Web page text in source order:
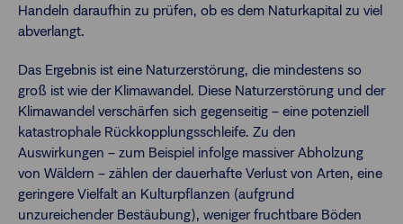
Handeln daraufhin zu prüfen, ob es dem Naturkapital zu viel
abverlangt.
Das Ergebnis ist eine Naturzerstörung, die mindestens so
groß ist wie der Klimawandel. Diese Naturzerstörung und der
Klimawandel verschärfen sich gegenseitig – eine potenziell
katastrophale Rückkopplungsschleife. Zu den
Auswirkungen – zum Beispiel infolge massiver Abholzung
von Wäldern – zählen der dauerhafte Verlust von Arten, eine
geringere Vielfalt an Kulturpflanzen (aufgrund
unzureichender Bestäubung), weniger fruchtbare Böden